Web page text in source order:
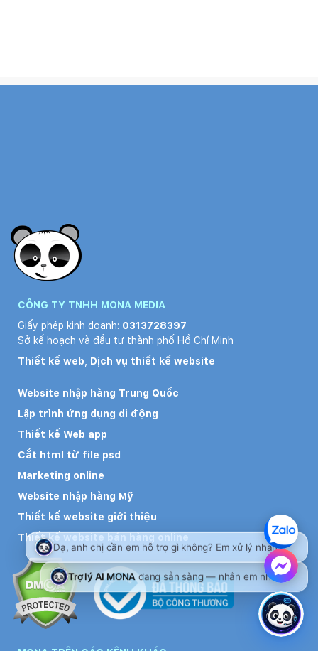
CÔNG TY TNHH MONA MEDIA
Giấy phép kinh doanh: 0313728397
Sở kế hoạch và đầu tư thành phố Hồ Chí Minh
Thiết kế web
Dịch vụ thiết kế website
Website nhập hàng Trung Quốc
Lập trình ứng dụng di động
Thiết kế Web app
Cắt html từ file psd
Marketing online
Website nhập hàng Mỹ
Thiết kế website giới thiệu
Thiết kế website bán hàng online